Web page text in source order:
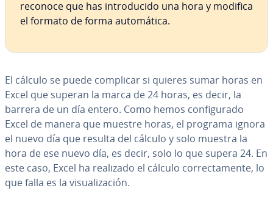
reconoce que has in­tro­du­ci­do una hora y modifica
el formato de forma au­to­má­ti­ca.
El cálculo se puede complicar si quieres sumar horas en
Excel que superan la marca de 24 horas, es decir, la
barrera de un día entero. Como hemos co­n­fi­gu­ra­do
Excel de manera que muestre horas, el programa ignora
el nuevo día que resulta del cálculo y solo muestra la
hora de ese nuevo día, es decir, solo lo que supera 24. En
este caso, Excel ha realizado el cálculo co­rre­c­ta­me­n­te, lo
que falla es la vi­sua­li­za­ción.